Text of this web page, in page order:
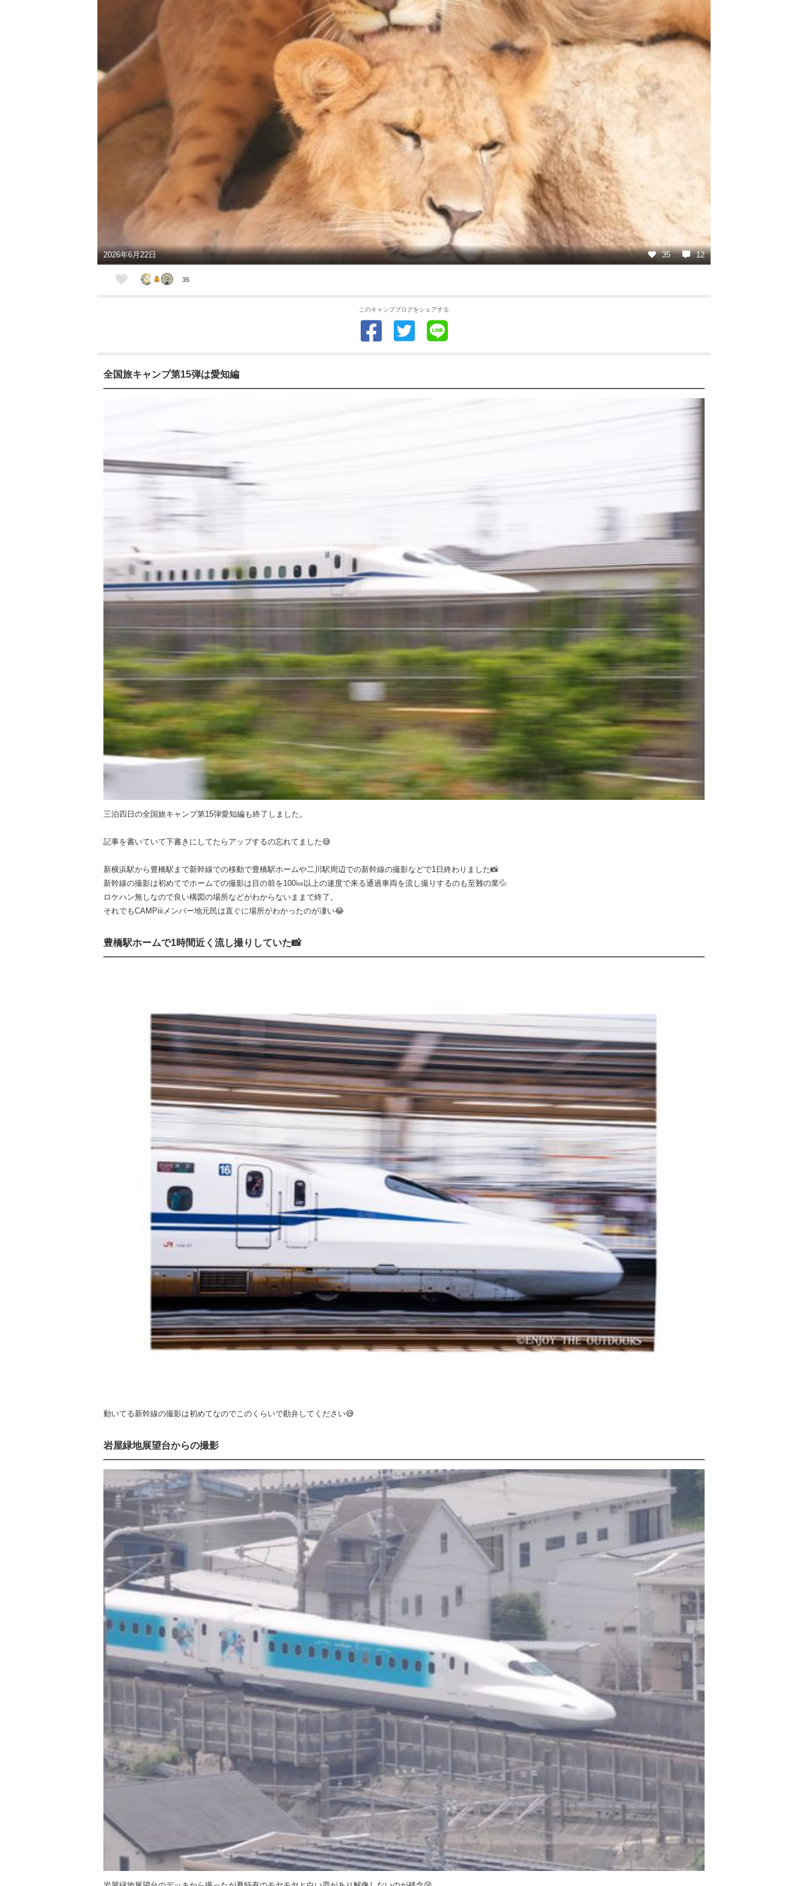
2026年6月22日 35 12
35
このキャンプブログをシェアする
全国旅キャンプ第15弾は愛知編
三泊四日の全国旅キャンプ第15弾愛知編も終了しました。
記事を書いていて下書きにしてたらアップするの忘れてました😅
新横浜駅から豊橋駅まで新幹線での移動で豊橋駅ホームや二川駅周辺での新幹線の撮影などで1日終わりました📸
新幹線の撮影は初めてでホームでの撮影は目の前を100㎞以上の速度で来る通過車両を流し撮りするのも至難の業💦
ロケハン無しなので良い構図の場所などがわからないままで終了。
それでもCAMPiiiメンバー地元民は直ぐに場所がわかったのが凄い😂
豊橋駅ホームで1時間近く流し撮りしていた📸
動いてる新幹線の撮影は初めてなのでこのくらいで勘弁してください😅
岩屋緑地展望台からの撮影